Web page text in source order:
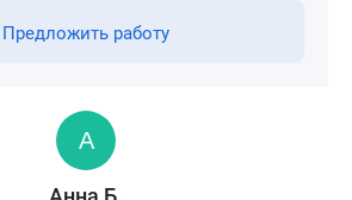
Предложить работу